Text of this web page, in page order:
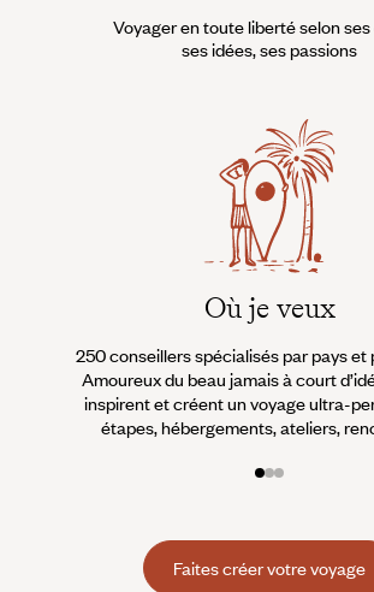
Voyager en toute liberté selon ses
ses idées, ses passions
Où je veux
250 conseillers spécialisés par pays et
Amoureux du beau jamais à court
inspirent et créent un voyage ultra-
étapes, hébergements, ateliers,
Faites créer votre voyage